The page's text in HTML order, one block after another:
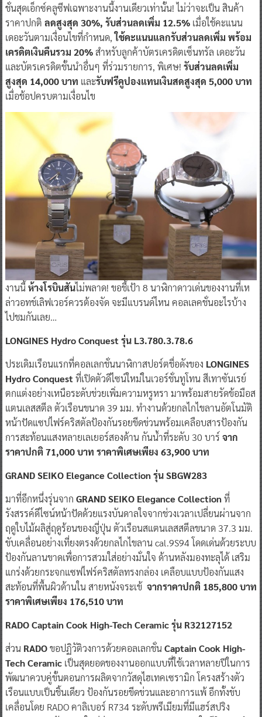
ชั่นสุดเอ็กซ์คลูซีฟเฉพาะงานนี้งานเดียวเท่านั้น! ไม่ว่าจะเป็น สินค้า
ราคาปกติ ลดสูงสุด 30%, รับส่วนลดเพิ่ม 12.5% เมื่อใช้คะแนน
เดอะวันตามเงื่อนไขที่กำหนด,ใช้คะแนนแลกรับส่วนลดเพิ่ม พร้อม
เครดิตเงินคืนรวม 20%สำหรับลูกค้าบัตรเครดิตเซ็นทรัล เดอะวัน
และบัตรเครดิตชั้นนำอื่นๆ ที่ร่วมรายการ, พิเศษ! รับส่วนลดเพิ่ม
สูงสุด 14,000 บาท และรับฟรีคูปองแทนเงินสดสูงสุด 5,000 บาท
เมื่อช้อปครบตามเงื่อนไข
งานนี้ห้างโรบินสันไม่พลาด! ขอชี้เป้า 8 นาฬิกาดาวเด่นของงานที่เห
ล่าวอทช์เลิฟเวอร์ควรต้องจัด จะมีแบรนด์ไหน คอลเลคชั่นอะไรบ้าง
ไปชมกันเลย…
LONGINESHydro Conquest รุ่น L3.780.3.78.6
ประเดิมเรือนแรกที่คอลเลกชั่นนาฬิกาสปอร์ตชื่อดังของ LONGINES
Hydro Conquestที่เปิดตัวดีไซน์ใหม่ในเวอร์ชั่นทูโทน สีเทาซันเรย์
ตกแต่งอย่างเหนือระดับช่วยเพิ่มความหรูหรา มาพร้อมสายรัดข้อมือส
แตนเลสสตีล ตัวเรือนขนาด 39 มม. ทำงานด้วยกลไกไขลานอัตโนมัติ
หน้าปัดแซปไฟร์คริสตัลป้องกันรอยขีดข่วนพร้อมเคลือบสารป้องกัน
การสะท้อนแสงหลายเลเยอร์สองด้าน กันน้ำที่ระดับ 30 บาร์ จาก
ราคาปกติ 71,000 บาท ราคาพิเศษเพียง 63,900 บาท
GRAND SEIKO Elegance Collection รุ่น SBGW283
มาที่อีกหนึ่งรุ่นจาก GRAND SEIKO Elegance Collectionที่
รังสรรค์ดีไซน์หน้าปัดด้วยแรงบันดาลใจจากช่วงเวลาเปลี่ยนผ่านจาก
ฤดูใบไม้ผลิสู่ฤดูร้อนของญี่ปุ่น ตัวเรือนสแตนเลสสตีลขนาด 37.3 มม.
ขับเคลื่อนอย่างเที่ยงตรงด้วยกลไกไขลาน cal.9S94 โดดเด่นด้วยระบบ
ป้องกันลานขาดเพื่อการสวมใส่อย่างมั่นใจ ด้านหลังมองทะลุได้ เสริม
แกร่งด้วยกระจกแซฟไฟร์คริสตัลทรงกล่อง เคลือบแบบป้องกันแสง
สะท้อนที่พื้นผิวด้านใน สายหนังจระเข้ จากราคาปกติ 185,800 บาท
ราคาพิเศษเพียง 176,510 บาท
RADO Captain Cook High-Tech Ceramic รุ่น R32127152
ส่วน RADOขอปฏิวัติวงการด้วยคอลเลกชั่นCaptain Cook High-
Tech Ceramicเป็นสุดยอดของงานออกแบบที่ใช้เวลาหลายปีในการ
พัฒนาควบคู่ขั้นตอนการผลิตจากวัสดุไฮเทคเซรามิก โครงสร้างตัว
เรือนแบบเป็นชิ้นเดียว ป้องกันรอยขีดข่วนและอาการแพ้ อีกทั้งขับ
เคลื่อนโดย RADO คาลิเบอร์ R734 ระดับพรีเมียมที่มีแฮร์สปริง